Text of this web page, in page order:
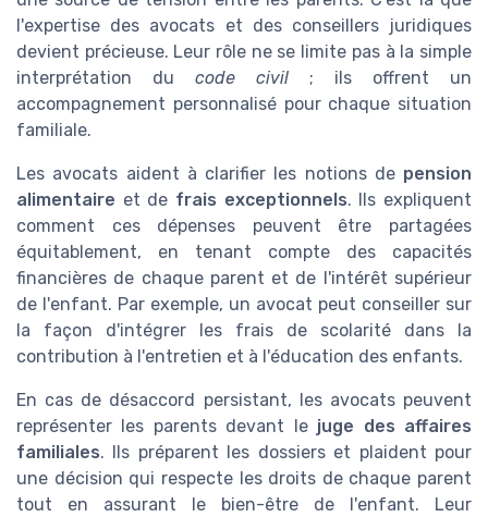
l'expertise des avocats et des conseillers juridiques
devient précieuse. Leur rôle ne se limite pas à la simple
interprétation du code civil ; ils offrent un
accompagnement personnalisé pour chaque situation
familiale.
Les avocats aident à clarifier les notions de pension
alimentaire et de frais exceptionnels. Ils expliquent
comment ces dépenses peuvent être partagées
équitablement, en tenant compte des capacités
financières de chaque parent et de l'intérêt supérieur
de l'enfant. Par exemple, un avocat peut conseiller sur
la façon d'intégrer les frais de scolarité dans la
contribution à l'entretien et à l'éducation des enfants.
En cas de désaccord persistant, les avocats peuvent
représenter les parents devant le juge des affaires
familiales. Ils préparent les dossiers et plaident pour
une décision qui respecte les droits de chaque parent
tout en assurant le bien-être de l'enfant. Leur